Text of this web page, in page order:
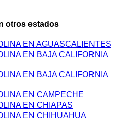
otros estados
EN AGUASCALIENTES
EN BAJA CALIFORNIA
EN BAJA CALIFORNIA
EN CAMPECHE
EN CHIAPAS
EN CHIHUAHUA